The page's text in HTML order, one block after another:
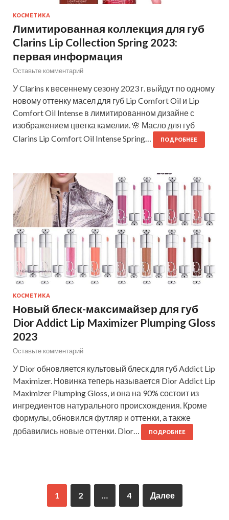
КОСМЕТИКА
Лимитированная коллекция для губ
Clarins Lip Collection Spring 2023:
первая информация
Оставьте комментарий
У Clarins к весеннему сезону 2023 г. выйдут по одному
новому оттенку масел для губ Lip Comfort Oil и Lip
Comfort Oil Intense в лимитированном дизайне с
изображением цветка камелии. 🌸 Масло для губ
Clarins Lip Comfort Oil Intense Spring…
ПОДРОБНЕЕ
КОСМЕТИКА
Новый блеск-максимайзер для губ
Dior Addict Lip Maximizer Plumping Gloss
2023
Оставьте комментарий
У Dior обновляется культовый блеск для губ Addict Lip
Maximizer. Новинка теперь называется Dior Addict Lip
Maximizer Plumping Gloss, и она на 90% состоит из
ингредиентов натурального происхождения. Кроме
формулы, обновился футляр и оттенки, а также
добавились новые оттенки. Dior…
ПОДРОБНЕЕ
1 2 4 Далее